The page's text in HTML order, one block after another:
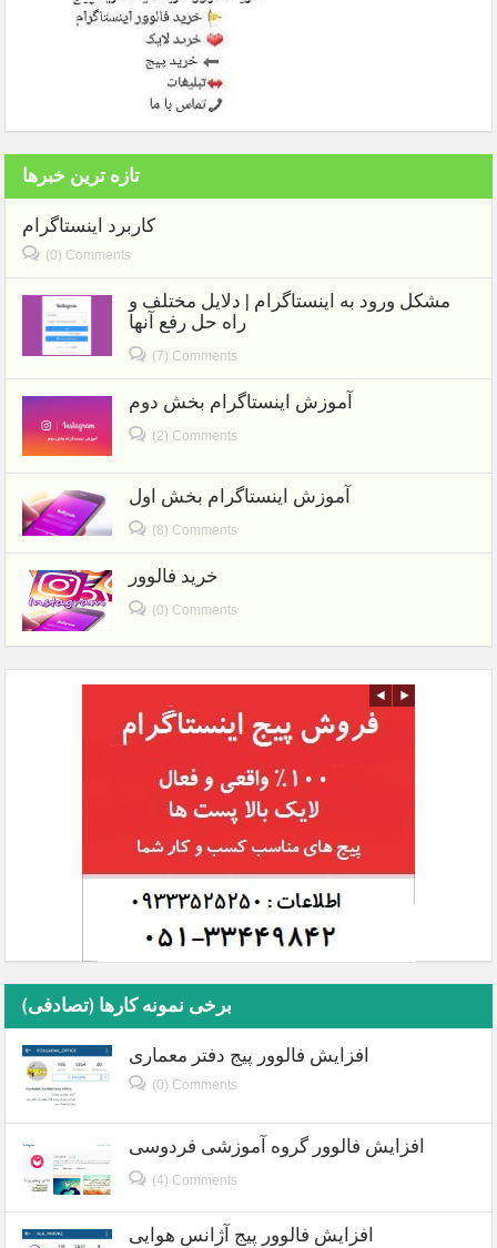
تازه ترین خبرها
کاربرد اینستاگرام
(0) Comments
مشکل ورود به اینستاگرام | دلایل مختلف و
راه حل رفع آنها
(7) Comments
آموزش اینستاگرام بخش دوم
(2) Comments
آموزش اینستاگرام بخش اول
(8) Comments
خرید فالوور
(0) Comments
برخی نمونه کارها (تصادفی)
افزایش فالوور پیج دفتر معماری
(0) Comments
افزایش فالوور گروه آموزشی فردوسی
(4) Comments
افزایش فالوور پیج آژانس هوایی